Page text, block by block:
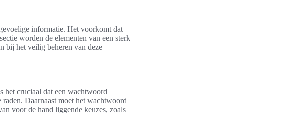
informatie. Het voorkomt dat
worden de elementen van een sterk
bij het veilig beheren van deze
het cruciaal dat een wachtwoord
Daarnaast moet het wachtwoord
voor de hand liggende keuzes, zoals